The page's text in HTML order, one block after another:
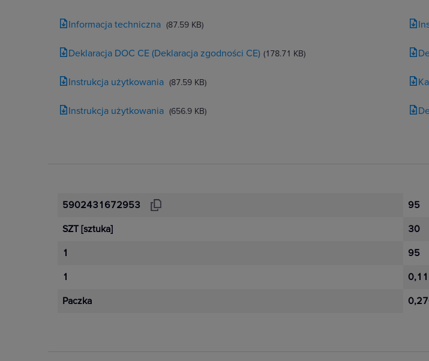
przypadkowe przełączenia wywołane krótkotrwałymi zakłóceniami
wyłącza przy świetle dziennym.
podczas pracy na
Informacja techniczna (87.59 KB)
Deklaracja DOC CE (Deklaracja zgodności CE) (178.71 KB)
Instrukcja użytkowania (87.59 KB)
Instrukcja użytkowania (656.9 KB)
5902431672953
SZT [sztuka]
1
1
Paczka
95
30
95